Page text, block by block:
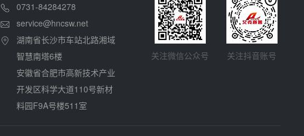
0731-84284278
service@hncsw.net
湖南省长沙市车站北路湘域
智慧南塔6楼
安徽省合肥市高新技术产业
开发区科学大道110号新材
料园F9A号楼511室
关注微信公众号 关注抖音账号